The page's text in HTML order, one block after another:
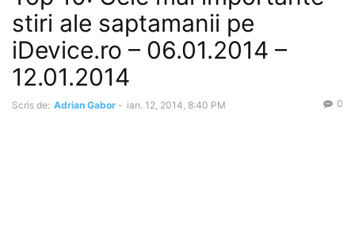
stiri ale saptamanii pe
iDevice.ro – 06.01.2014 –
12.01.2014
Scris de: Adrian Gabor - ian. 12, 2014, 8:40 PM 0